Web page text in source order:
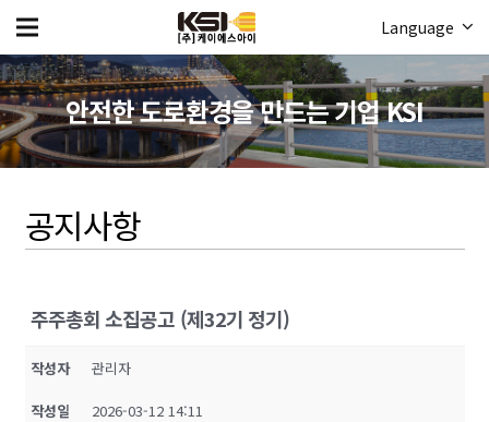
Language
안전한 도로환경을 만드는 기업 KSI
공지사항
주주총회 소집공고 (제32기 정기)
작성자 관리자
작성일 2026-03-12 14:11